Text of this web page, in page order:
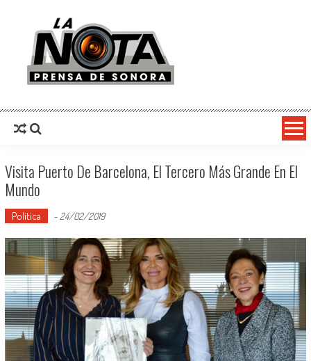
La Nota Prensa De Sonora
Visita Puerto De Barcelona, El Tercero Más Grande En El
Mundo
Política - 24/02/2019